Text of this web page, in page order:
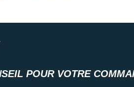
POUR VOTRE